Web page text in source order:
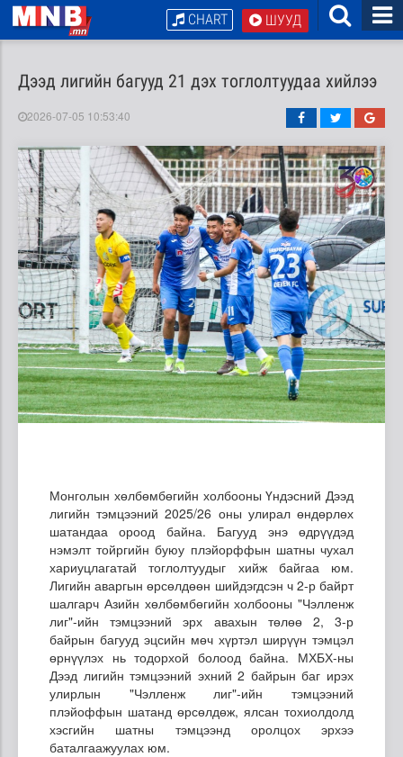
ШУУД
CHART
Дээд лигийн багууд 21 дэх тоглолтуудаа хийлээ
2026-07-05 10:53:40
Монголын хөлбөмбөгийн холбооны Үндэсний Дээд
лигийн тэмцээний 2025/26 оны улирал өндөрлөх
шатандаа ороод байна. Багууд энэ өдрүүдэд
нэмэлт тойргийн буюу плэйорффын шатны чухал
хариуцлагатай тоглолтуудыг хийж байгаа юм.
Лигийн аваргын өрсөлдөөн шийдэгдсэн ч 2-р байрт
шалгарч Азийн хөлбөмбөгийн холбооны "Чэлленж
лиг"-ийн тэмцээний эрх авахын төлөө 2, 3-р
байрын багууд эцсийн мөч хүртэл ширүүн тэмцэл
өрнүүлэх нь тодорхой болоод байна. МХБХ-ны
Дээд лигийн тэмцээний эхний 2 байрын баг ирэх
улирлын "Чэлленж лиг"-ийн тэмцээний
плэйоффын шатанд өрсөлдөж, ялсан тохиолдолд
хэсгийн шатны тэмцээнд оролцох эрхээ
баталгаажуулах юм.